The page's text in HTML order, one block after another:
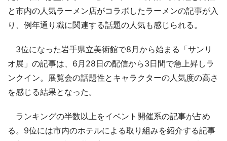
と市内の人気ラーメン店がコラボしたラーメンの記事が入
り、例年通り職に関連する話題の人気も感じられる。
3位になった岩手県立美術館で8月から始まる「サンリ
オ展」の記事は、6月28日の配信から3日間で急上昇しラ
ンクイン。展覧会の話題性とキャラクターの人気度の高さ
を感じる結果となった。
ランキングの半数以上をイベント開催系の記事が占め
る。9位には市内のホテルによる取り組みを紹介する記事